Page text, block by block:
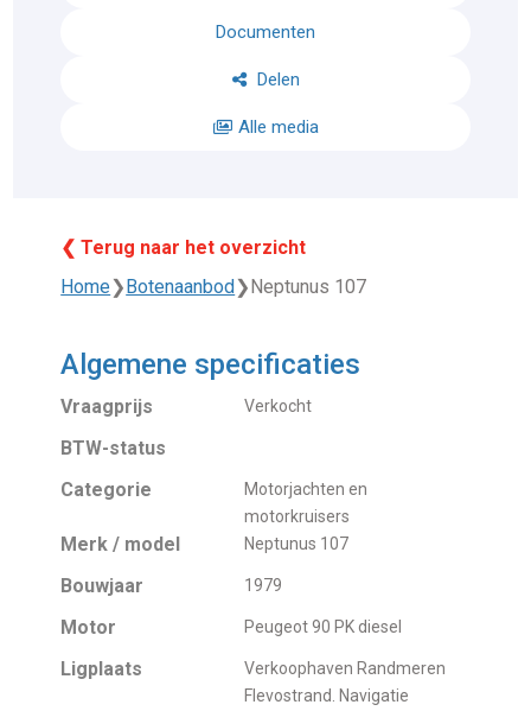
Documenten
Delen
Alle media
❮ Terug naar het overzicht
Home❯Botenaanbod❯Neptunus 107
Algemene specificaties
Vraagprijs Verkocht
BTW-status
Categorie
Motorjachten en
motorkruisers
Merk / model Neptunus 107
Bouwjaar 1979
Motor Peugeot 90 PK diesel
Ligplaats
Verkoophaven Randmeren
Flevostrand. Navigatie